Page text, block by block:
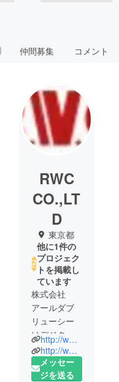
仲間募集 コメント
RWC
CO.,LT
D
東京都
他に1件の
プロジェク
トを掲載し
ています
株式会社
アールダブ
リューシー
はデジタル
家電を中心
とした製造
開発を行っ
http://www.rwc.co.jp/
http://www.x-ride.jp/
メッセー
ジを送る